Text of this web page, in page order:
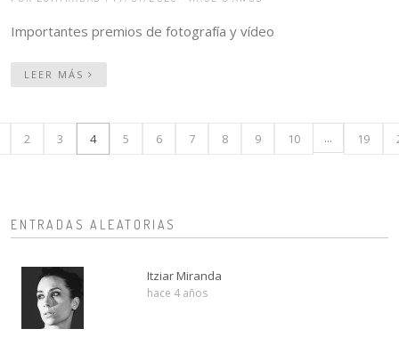
Importantes premios de fotografía y vídeo
LEER MÁS
2 3 4 5 6 7 8 9 10 ... 19
ENTRADAS ALEATORIAS
Itziar Miranda
hace 4 años